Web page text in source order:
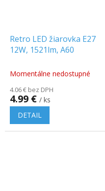
Retro LED žiarovka E27
12W, 1521lm, A60
Momentálne nedostupné
4.06 € bez DPH
4.99 € / ks
DETAIL